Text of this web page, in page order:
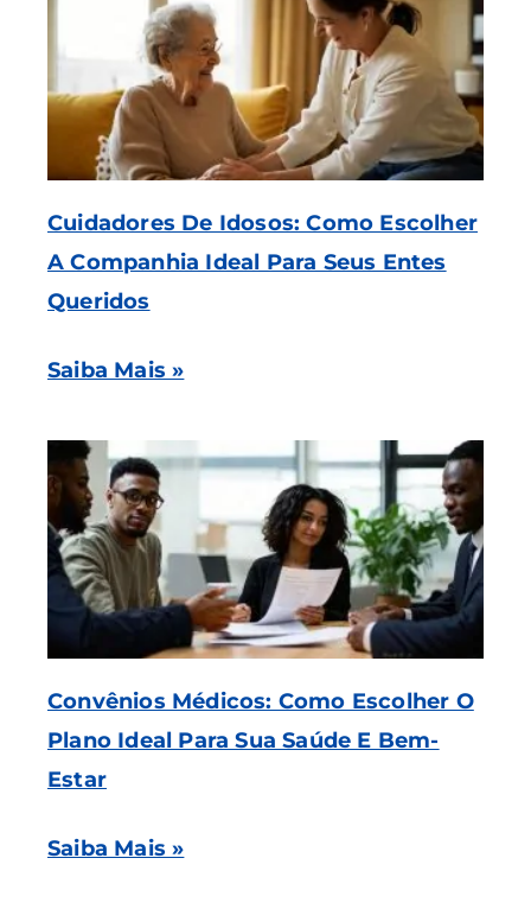
Cuidadores De Idosos: Como Escolher
A Companhia Ideal Para Seus Entes
Queridos
Saiba Mais »
Convênios Médicos: Como Escolher O
Plano Ideal Para Sua Saúde E Bem-
Estar
Saiba Mais »